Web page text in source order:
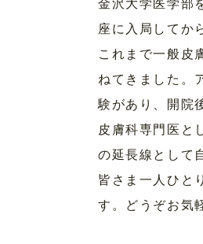
金沢大学医学部
座に入局してか
これまで一般皮
ねてきました。
験があり、開院
皮膚科専門医と
の延長線として
皆さま一人ひと
す。どうぞお気